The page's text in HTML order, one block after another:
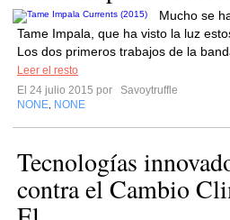
Mucho se
Tame Impala, que ha visto la luz
Los dos primeros trabajos de la
Leer el resto
El 24 julio 2015 por
Savoytruffle
NONE NONE
Tecnologías
contra el Cambio